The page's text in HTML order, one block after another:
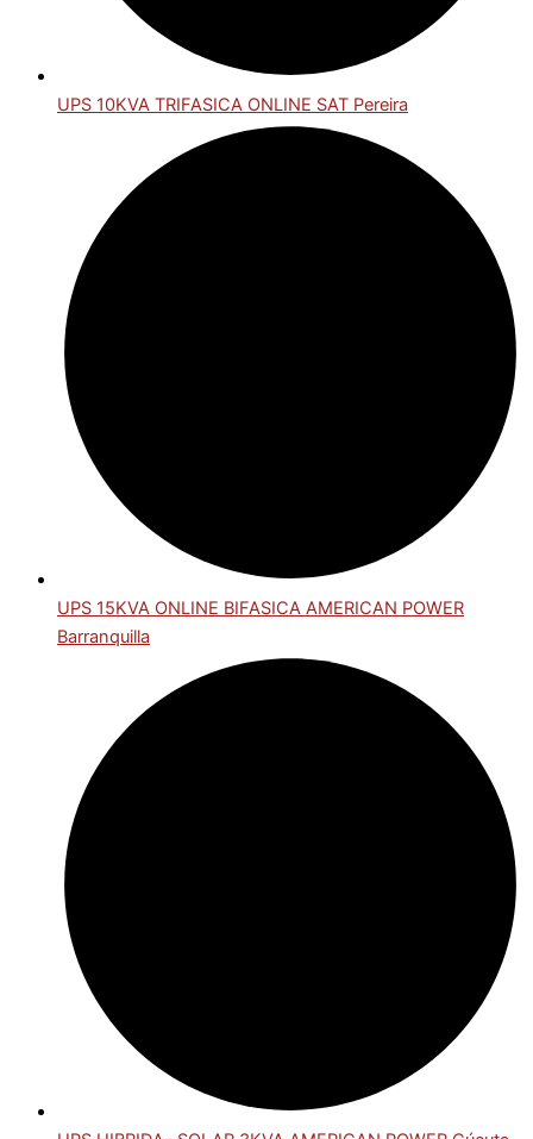
UPS 10KVA TRIFASICA ONLINE SAT Pereira
UPS 15KVA ONLINE BIFASICA AMERICAN POWER
Barranquilla